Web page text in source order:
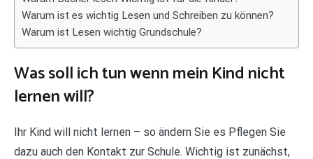
Warum ist es wichtig Lesen und Schreiben zu können?
Warum ist Lesen wichtig Grundschule?
Was soll ich tun wenn mein Kind nicht
lernen will?
Ihr Kind will nicht lernen – so ändern Sie es Pflegen Sie
dazu auch den Kontakt zur Schule. Wichtig ist zunächst,